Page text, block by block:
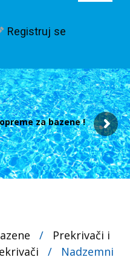
Registruj se
za bazene !
/
Prekrivači i
/
Nadzemni